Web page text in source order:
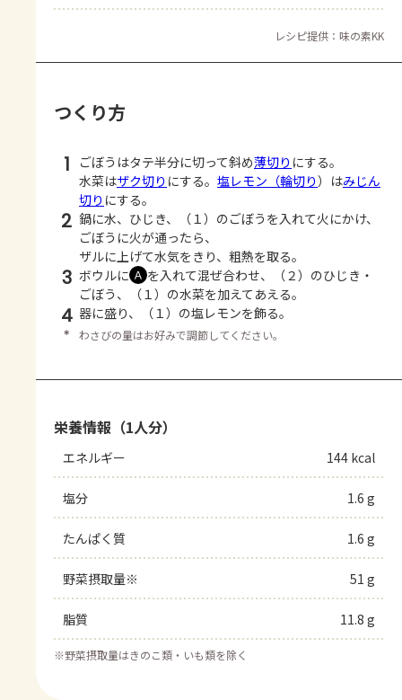
レシピ提供：味の素KK
つくり方
1 ごぼうはタテ半分に切って斜め薄切り にする。
水菜はザク切り にする。 塩レモン（輪切り）はみじん
切り にする。
2 鍋に水、ひじき、（１）のごぼうを入れて火にかけ、
ごぼうに火が通ったら、
ザルに上げて水気をきり、粗熱を取る。
3 ボウルに Ａ を入れて混ぜ合わせ、（２）のひじき・
ごぼう、（１）の水菜を加えてあえる。
4 器に盛り、（１）の塩レモンを飾る。
＊ わさびの量はお好みで調節してください。
栄養情報（1人分）
エネルギー 144 kcal
塩分 1.6 g
たんぱく質 1.6 g
野菜摂取量※ 51 g
脂質 11.8 g
※野菜摂取量はきのこ類・いも類を除く